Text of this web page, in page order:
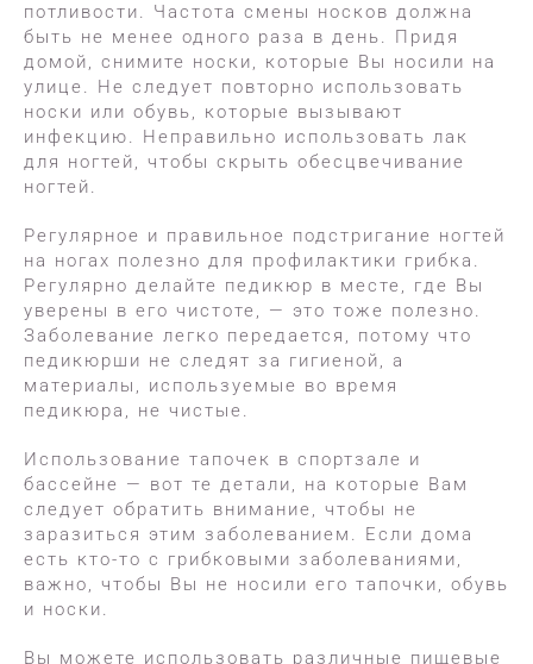
потливости. Частота смены носков должна
быть не менее одного раза в день. Придя
домой, снимите носки, которые Вы носили на
улице. Не следует повторно использовать
носки или обувь, которые вызывают
инфекцию. Неправильно использовать лак
для ногтей, чтобы скрыть обесцвечивание
ногтей.
Регулярное и правильное подстригание ногтей
на ногах полезно для профилактики грибка.
Регулярно делайте педикюр в месте, где Вы
уверены в его чистоте, — это тоже полезно.
Заболевание легко передается, потому что
педикюрши не следят за гигиеной, а
материалы, используемые во время
педикюра, не чистые.
Использование тапочек в спортзале и
бассейне — вот те детали, на которые Вам
следует обратить внимание, чтобы не
заразиться этим заболеванием. Если дома
есть кто-то с грибковыми заболеваниями,
важно, чтобы Вы не носили его тапочки, обувь
и носки.
Вы можете использовать различные пищевые